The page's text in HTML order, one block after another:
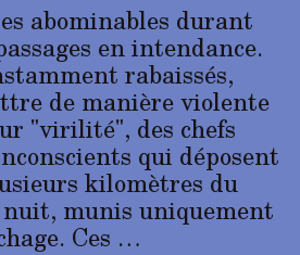
abominables durant
en intendance.
rabaissés,
de manière violente
"virilité", des chefs
qui déposent
kilomètres du
munis uniquement
Ces …